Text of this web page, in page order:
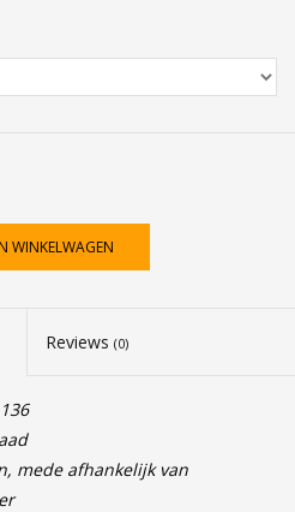
WINKELWAGEN
Reviews (0)
mede afhankelijk van